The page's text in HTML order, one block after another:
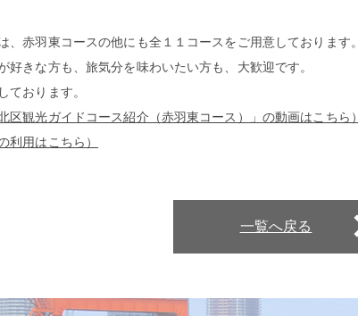
、赤羽東コースの他にも全１１コースをご用意しております。
好きな方も、旅気分を味わいたい方も、大歓迎です。
ております。
区観光ガイドコース紹介（赤羽東コース）」の動画はこちら）
利用はこちら）
一覧へ戻る